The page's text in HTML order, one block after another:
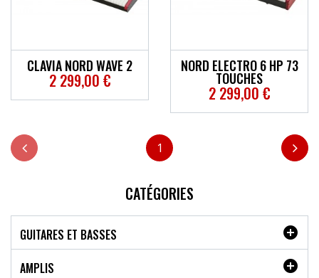
CATÉGORIES
GUITARES ET BASSES 
AMPLIS 
CLAVIA NORD WAVE 2
2 299,00 €
NORD ELECTRO 6 HP 73
TOUCHES
2 299,00 €
1